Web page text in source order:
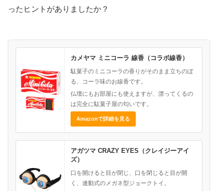
ったヒントがありましたか？
カメヤマ ミニコーラ 線香（コラボ線香）
駄菓子のミニコーラの香りがそのまま立ちのぼ
る、コーラ味のお線香です。
仏壇にもお部屋にも使えますが、漂ってくるの
は完全に駄菓子屋の匂いです。
Amazonで詳細を見る
アガツマ CRAZY EYES（クレイジーアイ
ズ）
口を開けると目が閉じ、口を閉じると目が開
く、連動式のメガネ型ジョークトイ。